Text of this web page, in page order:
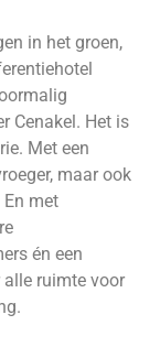
in het groen,
Cenakel. Het is
Met een
maar ook
met
én een
ruimte voor